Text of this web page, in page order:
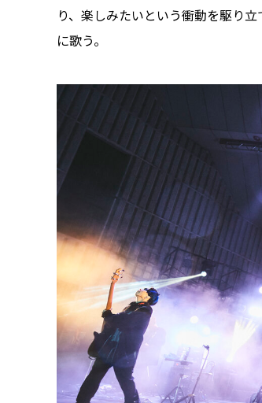
り、楽しみたいという衝動を駆り
に歌う。